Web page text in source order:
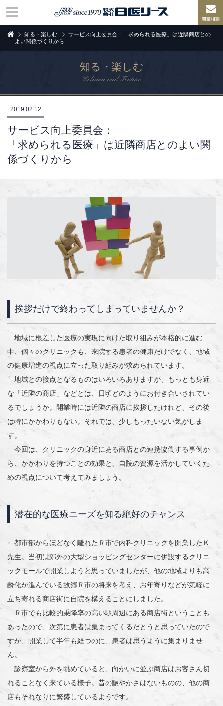
知る・楽しむ
サービス向上委員会：「求められる医療」は近隣商店との
よい関係づくりから
知る・楽しむ
Column and Feature
2019.02.12
サービス向上委員会：
「求められる医療」は近隣商店とのよい関
係づくりから
挨拶だけで終わってしまっていませんか？
地域に根差した医療の実現に向けた取り組みが本格的に進む
中、個々のクリニックも、来院する患者の健康だけでなく、地域
の健康増進の視点に立った取り組みが求められています。
地域との接点となるものはいろいろありますが、もっとも身近
な「近隣の商店」などとは、日頃どのようにお付き合いされてい
るでしょうか。開業時には近隣の商店に挨拶したけれど、その後
は特にかかわりもない。それでは、少しもったいない気がしま
す。
今回は、クリニックの身近にある商店との連携協働する事例か
ら、かかわりを持つことの効果と、自院の資源を活かしていくた
めの視点について考えてみましょう。
潜在的な医療ニーズを知る絶好のチャンス
都市部からほどなく離れたＲ市で内科クリニックを開業したＫ
先生。当初は郊外の大型ショッピングセンターに併設するクリニ
ックモールで開業しようと思っていましたが、他の地域よりも高
齢化が進んでいる故郷Ｒ市の将来を考え、お年寄りなどが気軽に
立ち寄れる商店街に自院を構えることにしました。
Ｒ市でも比較的乗降率の高い駅周辺にある商店街ということも
あったので、次第に患者は集まってくるだとうと思っていたので
すが、開業して半年も経つのに、患者は思うように集まりませ
ん。
診察室から外を眺めていると、向かいに並ぶ商店はお客さん切
れることなく来ている様子。昔の賑やかさはないものの、他の商
店もそれなりに繁盛しているようです。